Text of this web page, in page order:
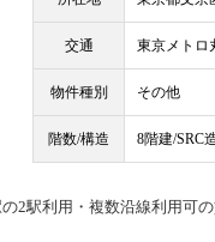
交通 東京メト
物件種別 その他
階数/構造 8階建/SRC
2駅利用・複数沿線利用可